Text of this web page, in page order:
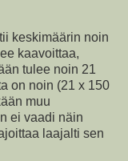
keskimäärin noin
kaavoittaa,
tulee noin 21
on noin (21 x 150
muu
ei vaadi näin
laajalti sen